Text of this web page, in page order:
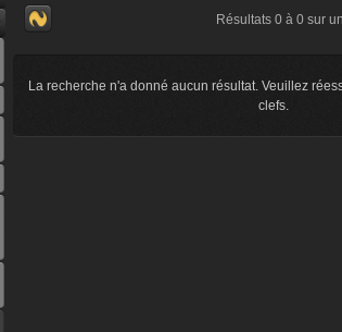
Résultats 0 à 0 sur
La recherche n'a donné aucun résultat. Veuillez
clefs.